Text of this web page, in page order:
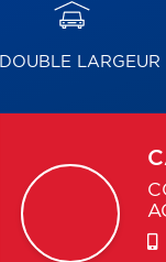
DOUBLE LARGEUR